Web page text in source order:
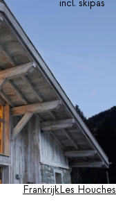
kinderen. Als je
dan is dit voor jullie
je zo met de trein naar
plaatsen in de
incl. skipas
FrankrijkLes Houches